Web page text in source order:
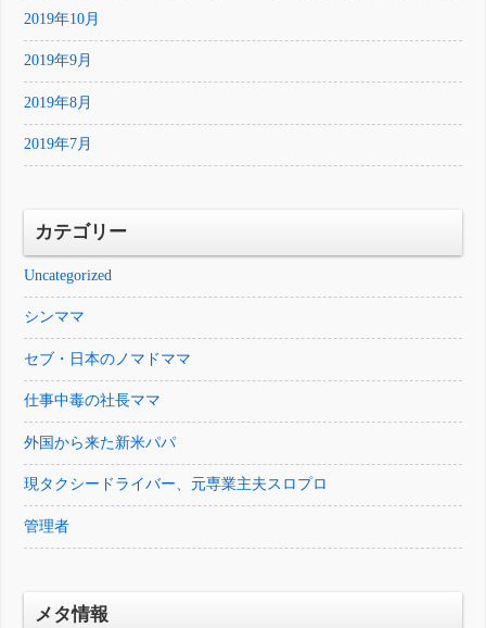
2019年10月
2019年9月
2019年8月
2019年7月
カテゴリー
Uncategorized
シンママ
セブ・日本のノマドママ
仕事中毒の社長ママ
外国から来た新米パパ
現タクシードライバー、元専業主夫スロプロ
管理者
メタ情報